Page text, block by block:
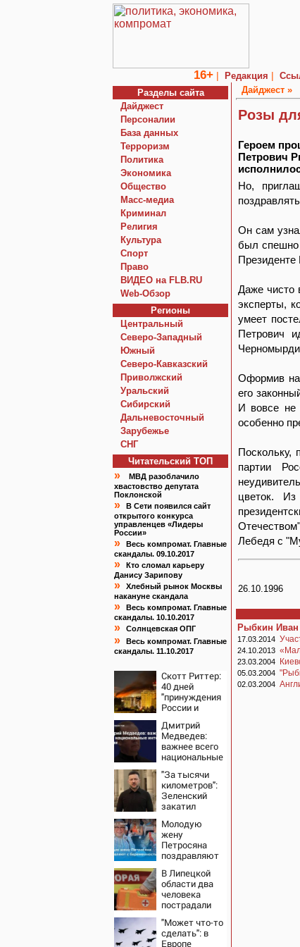
16+ | Редакция |
Разделы сайта
Дайджест
Персоналии
База данных
Терроризм
Политика
Экономика
Общество
Macc-медиа
Криминал
Религия
Культура
Спорт
Право
ВИДЕО на FLB.RU
Web-Обзор
Регионы
Центральный
Северо-Западный
Южный
Северо-Кавказский
Приволжский
Уральский
Сибирский
Дальневосточный
Зарубежье
СНГ
Читательский TOП
»
МВД разоблачило
хвастовство депутата
Поклонской
»
В Сети появился сайт
открытого конкурса
управленцев «Лидеры
России»
»
Весь компромат. Главные
скандалы. 09.10.2017
»
Кто сломал карьеру
Данису Зарипову
»
Хлебный рынок Москвы
накануне скандала
»
Весь компромат. Главные
скандалы. 10.10.2017
» Солнцевская ОПГ
»
Весь компромат. Главные
скандалы. 11.10.2017
Скотт Риттер:
40 дней
"принуждения
России и
приблизили
крах режима
Зеленского
Дмитрий
Медведев:
важнее всего
национальные
России
"За тысячи
километров":
Зеленский
закатил
Западу после
ночного удара
Молодую
жену
Петросяна
поздравляют
беременностью
В Липецкой
области два
человека
пострадали
БПЛА
"Может что-то
сделать": в
Европе
Дайджест »
Розы
Героем
Петрович
Но,
Он сам
был спешно
Президенте
Даже чисто
эксперты,
умеет
Петрович
Оформив
его
И вовсе не
особенно
Поскольку,
партии
цветок.
Лебедя с
26.10.1996
Рыбкин Иван
17.03.2014
24.10.2013
23.03.2004
05.03.2004
02.03.2004